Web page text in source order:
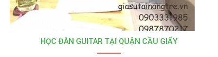
HỌC ĐÀN GUITAR TẠI QUẬN CẦU GIẤY